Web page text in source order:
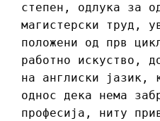
степен, одлука за
магистерски труд,
положени од прв
работно искуство,
на англиски јазик,
однос дека нема
професија, ниту